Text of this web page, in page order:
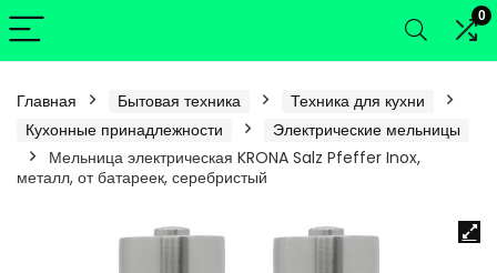
0
Главная Бытовая техника
Техника для кухни
Кухонные принадлежности
Электрические мельницы
Мельница электрическая KRONA Salz Pfeffer Inox,
металл, от батареек, серебристый